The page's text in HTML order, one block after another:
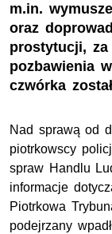
m.in.
oraz
prostytucji,
pozbawienia
czwórka
Nad sprawą od
piotrkowscy
spraw Handlu
informacje
Piotrkowa
podejrzany